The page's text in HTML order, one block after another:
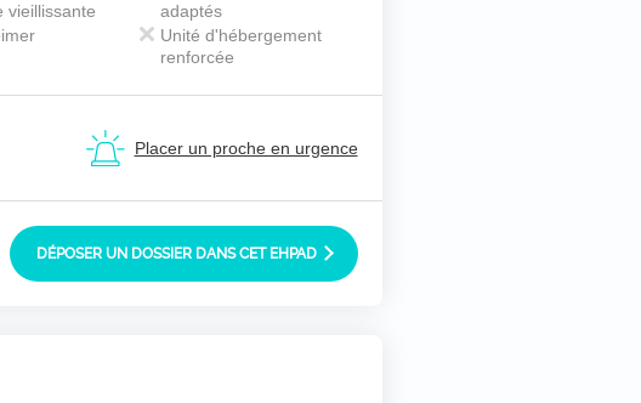
vieillissante
adaptés
Unité d'hébergement
renforcée
Placer un proche en urgence
DÉPOSER UN DOSSIER DANS CET EHPAD